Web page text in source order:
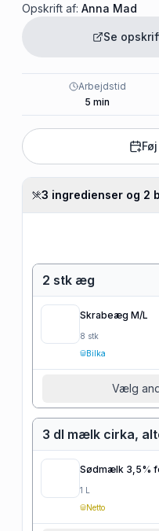
Opskrift af: Anna Mad
Se
Arbejdstid
5 min
3 ingredienser og 2
2 stk æg
Skrabeæg M/L
8 stk
Bilka
Vælg
3 dl mælk cirka,
Sødmælk 3,5%
1 L
Netto